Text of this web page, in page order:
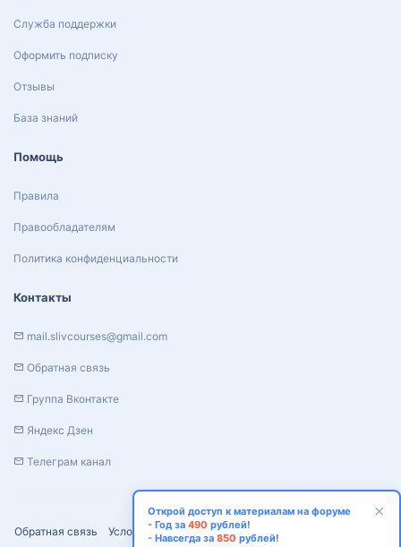
Обратная связь Условия и правила Политика конфиденциальности
Служба поддержки
Оформить подписку
Отзывы
База знаний
Помощь
Правила
Правообладателям
Политика конфиденциальности
Контакты
mail.slivcourses@gmail.com
Обратная связь
Группа Вконтакте
Яндекс Дзен
Телеграм канал
Открой доступ к материалам на форуме
- Год за 490 рублей!
- Навсегда за 850 рублей!